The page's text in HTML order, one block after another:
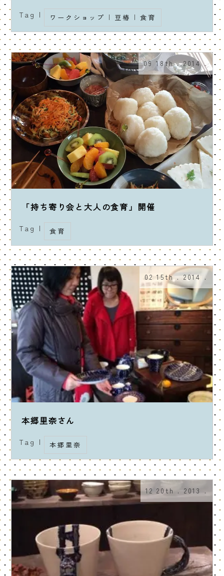
Tag | ワークショップ | 豆椿 |食育
09 18th . 2014 .
「持ち寄り会と大人の食育」開催
Tag | 食育
02 15th . 2014 .
本郷里奈さん
Tag | 本郷里奈
12 20th . 2013 .